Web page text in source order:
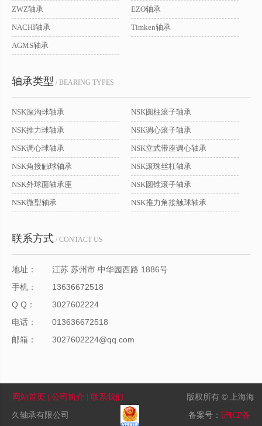
ZWZ轴承 EZO轴承
NACHI轴承 Timken轴承
AGMS轴承
轴承类型 / BEARING TYPES
NSK深沟球轴承 NSK圆柱滚子轴承
NSK推力球轴承 NSK调心滚子轴承
NSK调心球轴承 NSK立式带座调心轴承
NSK角接触球轴承 NSK滚珠丝杠轴承
NSK外球面轴承座 NSK圆锥滚子轴承
NSK微型轴承 NSK推力角接触球轴承
联系方式 / CONTACT US
地址：
江苏 苏州市 中华园西路 1886号
手机：
13636672518
Q Q：
3027602224
电话：
013636672518
邮箱：
3027602224@qq.com
| 网站首页 | 公司简介 | 联系我们
版权所有 © 上海海
久轴承有限公司
备案号： 沪ICP备